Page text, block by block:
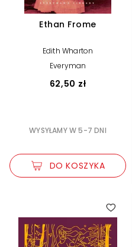
Ethan Frome
Edith Wharton
Everyman
62,50 zł
WYSYŁAMY W 5-7 DNI
DO KOSZYKA